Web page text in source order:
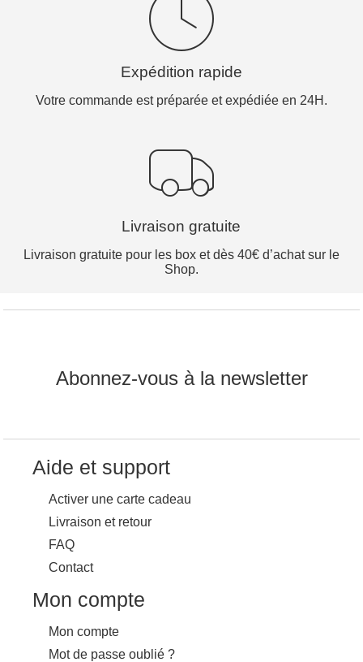
Expédition rapide
Votre commande est préparée et expédiée en 24H.
Livraison gratuite
Livraison gratuite pour les box et dès 40€ d’achat sur le
Shop.
Abonnez-vous à la newsletter
Aide et support
Activer une carte cadeau
Livraison et retour
FAQ
Contact
Mon compte
Mon compte
Mot de passe oublié ?